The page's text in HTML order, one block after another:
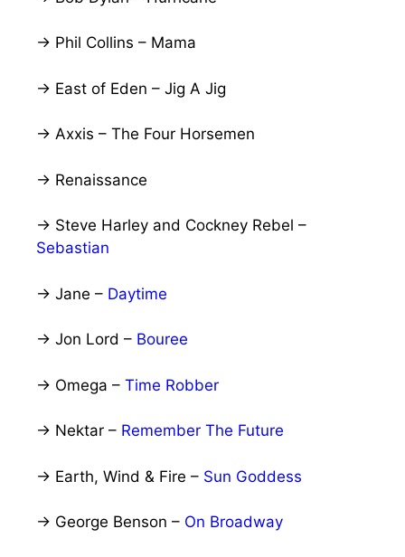
→ Phil Collins – Mama
→ East of Eden – Jig A Jig
→ Axxis – The Four Horsemen
→ Renaissance
→ Steve Harley and Cockney Rebel –
Sebastian
→ Jane – Daytime
→ Jon Lord – Bouree
→ Omega – Time Robber
→ Nektar – Remember The Future
→ Earth, Wind & Fire – Sun Goddess
→ George Benson – On Broadway